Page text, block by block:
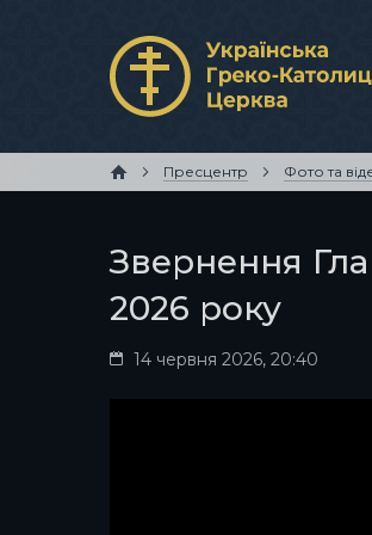
Пресцентр Фото та
Звернення
2026 року
14 червня 2026, 20:40